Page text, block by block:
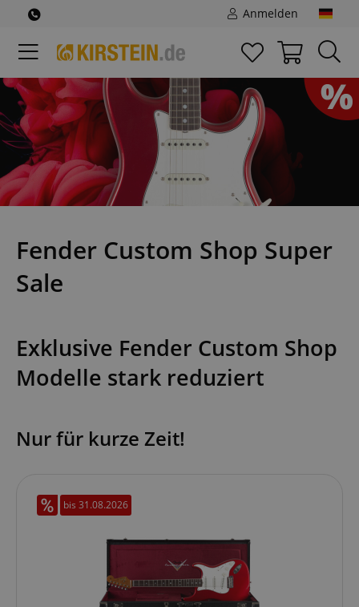
Anmelden
Fender Custom Shop Super
Sale
Exklusive Fender Custom Shop
Modelle stark reduziert
Nur für kurze Zeit!
bis 31.08.2026